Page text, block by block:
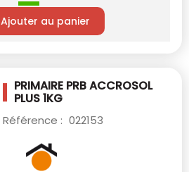
Ajouter au panier
PRIMAIRE PRB ACCROSOL
PLUS 1KG
Référence : 022153